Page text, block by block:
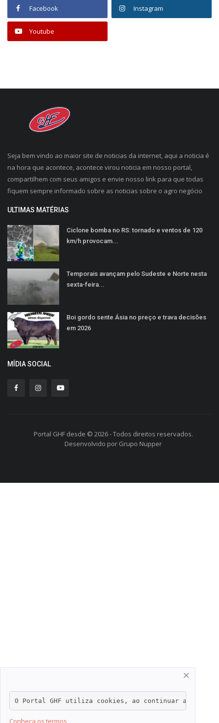
Facebook Instagram
Youtube
Seja bem vindo ao maior site de noticias da internet, aqui a noticia é
na hora que acontece, acontece virou noticia em nosso portal,
compartilhem com seus amigos e envie nosso link para que todas
fiquem sempre informado sobre as noticias sobre o agro negócio
ULTIMAS MATÉRIAS
Ciclone bomba no RS: tornado e ventos de 120
km/h provocam...
Temporais avançam pelo Sudeste e Norte nesta
sexta-feira...
Boi gordo sente Ásia no preço e trava decisões
em 2026
MÍDIA SOCIAL
Portal GHF desde © 2026 - Todos direitos reservados.
Desenvolvido por Grupo Nupper
O Portal GHF utiliza cookies, ao continuar a
Conheça os termos